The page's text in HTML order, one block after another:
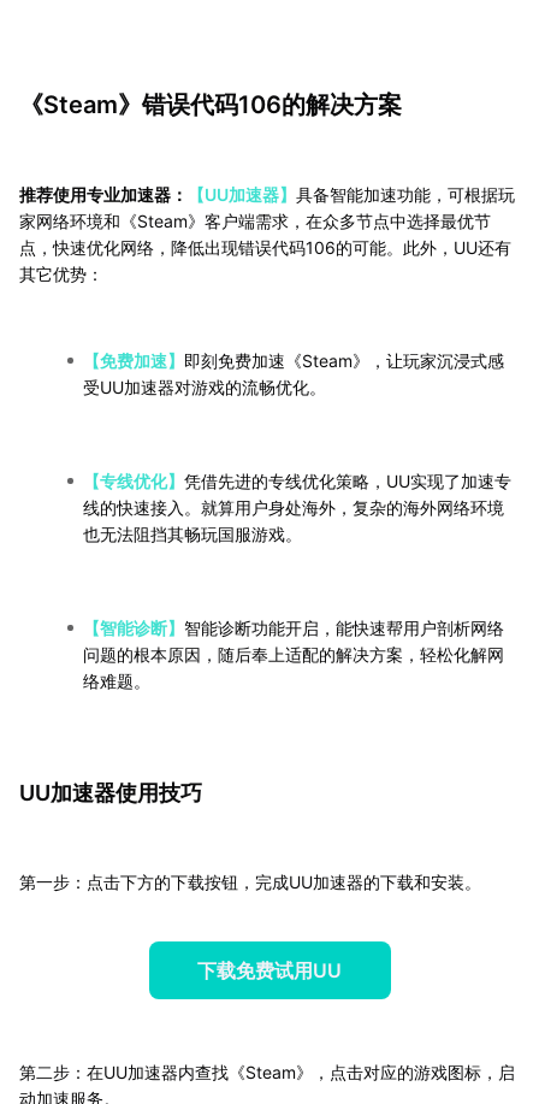
《Steam》错误代码106的解决方案
推荐使用专业加速器： 【UU加速器】 具备智能加速功能，可根据玩
家网络环境和《Steam》客户端需求，在众多节点中选择最优节
点，快速优化网络，降低出现错误代码106的可能。此外，UU还有
其它优势：
【免费加速】 即刻免费加速《Steam》，让玩家沉浸式感
受UU加速器对游戏的流畅优化。
【专线优化】 凭借先进的专线优化策略，UU实现了加速专
线的快速接入。就算用户身处海外，复杂的海外网络环境
也无法阻挡其畅玩国服游戏。
【智能诊断】 智能诊断功能开启，能快速帮用户剖析网络
问题的根本原因，随后奉上适配的解决方案，轻松化解网
络难题。
UU加速器使用技巧
第一步：点击下方的下载按钮，完成UU加速器的下载和安装。
下载免费试用UU
第二步：在UU加速器内查找《Steam》，点击对应的游戏图标，启
动加速服务。